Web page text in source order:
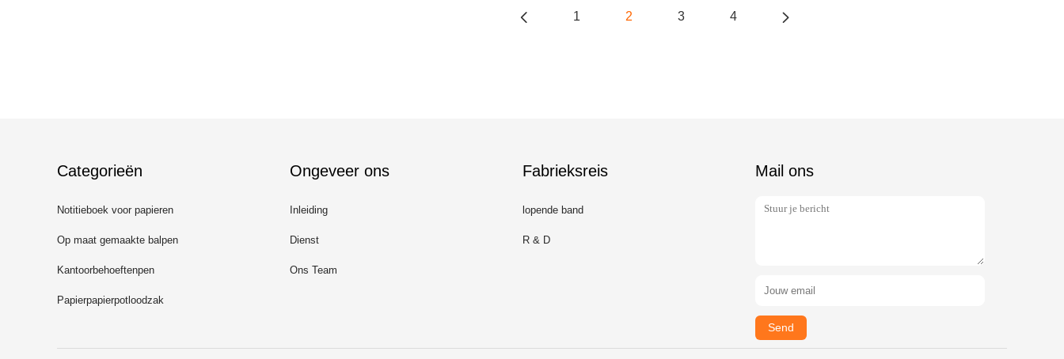
1 2 3 4
Categorieën
Notitieboek voor papieren
Op maat gemaakte balpen
Kantoorbehoeftenpen
Papierpapierpotloodzak
Ongeveer ons
Inleiding
Dienst
Ons Team
Fabrieksreis
lopende band
R & D
Mail ons
Send